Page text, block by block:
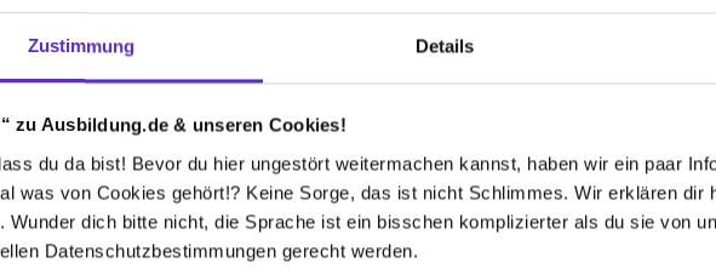
Zustimmung Details
zu Ausbildung.de & unseren Cookies!
du da bist! Bevor du hier ungestört weitermachen kannst, haben wir ein paar
was von Cookies gehört!? Keine Sorge, das ist nicht Schlimmes. Wir erklären dir
Wunder dich bitte nicht, die Sprache ist ein bisschen komplizierter als du sie von
Datenschutzbestimmungen gerecht werden.
Jonas
Elektroniker/in für
Automatisierungstechnik
Interview lesen